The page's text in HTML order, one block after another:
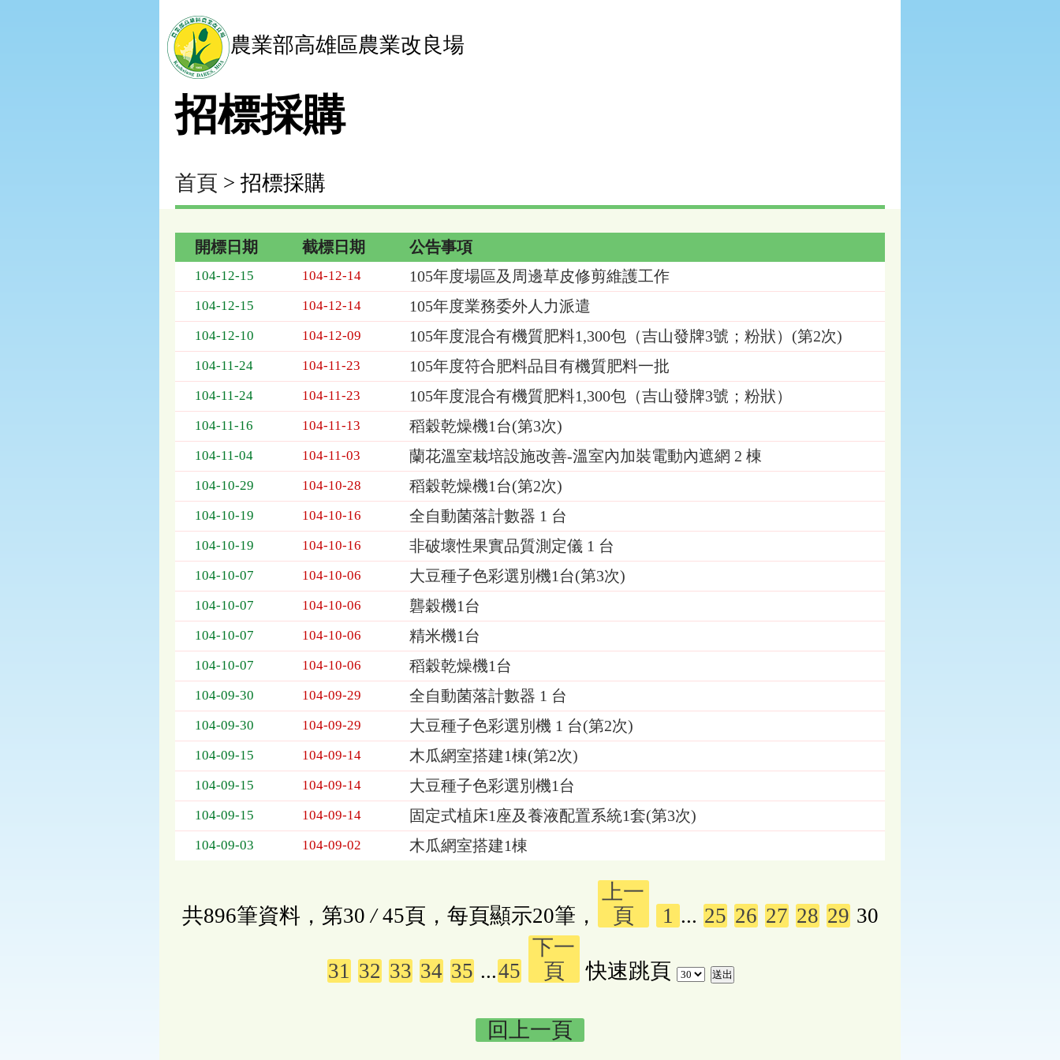
農業部高雄區農業改良場
招標採購
首頁 > 招標採購
購
表，
位
為：
期、
標
開標日期 截標日期 公告事項
104-12-15 104-12-14 105年度場區及周邊草皮修剪維護工作
104-12-15 104-12-14 105年度業務委外人力派遣
104-12-10 104-12-09 105年度混合有機質肥料1,300包（吉山發牌3號；粉狀）(第2次)
104-11-24 104-11-23 105年度符合肥料品目有機質肥料一批
104-11-24 104-11-23 105年度混合有機質肥料1,300包（吉山發牌3號；粉狀）
104-11-16 104-11-13 稻穀乾燥機1台(第3次)
104-11-04 104-11-03 蘭花溫室栽培設施改善-溫室內加裝電動內遮網 2 棟
104-10-29 104-10-28 稻穀乾燥機1台(第2次)
104-10-19 104-10-16 全自動菌落計數器 1 台
104-10-19 104-10-16 非破壞性果實品質測定儀 1 台
104-10-07 104-10-06 大豆種子色彩選別機1台(第3次)
104-10-07 104-10-06 礱穀機1台
104-10-07 104-10-06 精米機1台
104-10-07 104-10-06 稻穀乾燥機1台
104-09-30 104-09-29 全自動菌落計數器 1 台
104-09-30 104-09-29 大豆種子色彩選別機 1 台(第2次)
104-09-15 104-09-14 木瓜網室搭建1棟(第2次)
104-09-15 104-09-14 大豆種子色彩選別機1台
104-09-15 104-09-14 固定式植床1座及養液配置系統1套(第3次)
104-09-03 104-09-02 木瓜網室搭建1棟
共896筆資料，第30 /45頁，每頁顯示20筆，
上一
頁
1 ... 25 26 27 28 29 30
31 32 33 34 35 ...45
下一
頁
快速跳頁
回上一頁